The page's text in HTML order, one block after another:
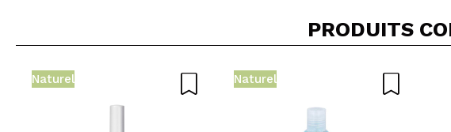
PRODUITS
Naturel Naturel